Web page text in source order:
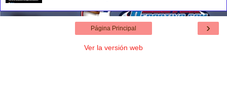
›
Página Principal
Ver la versión web